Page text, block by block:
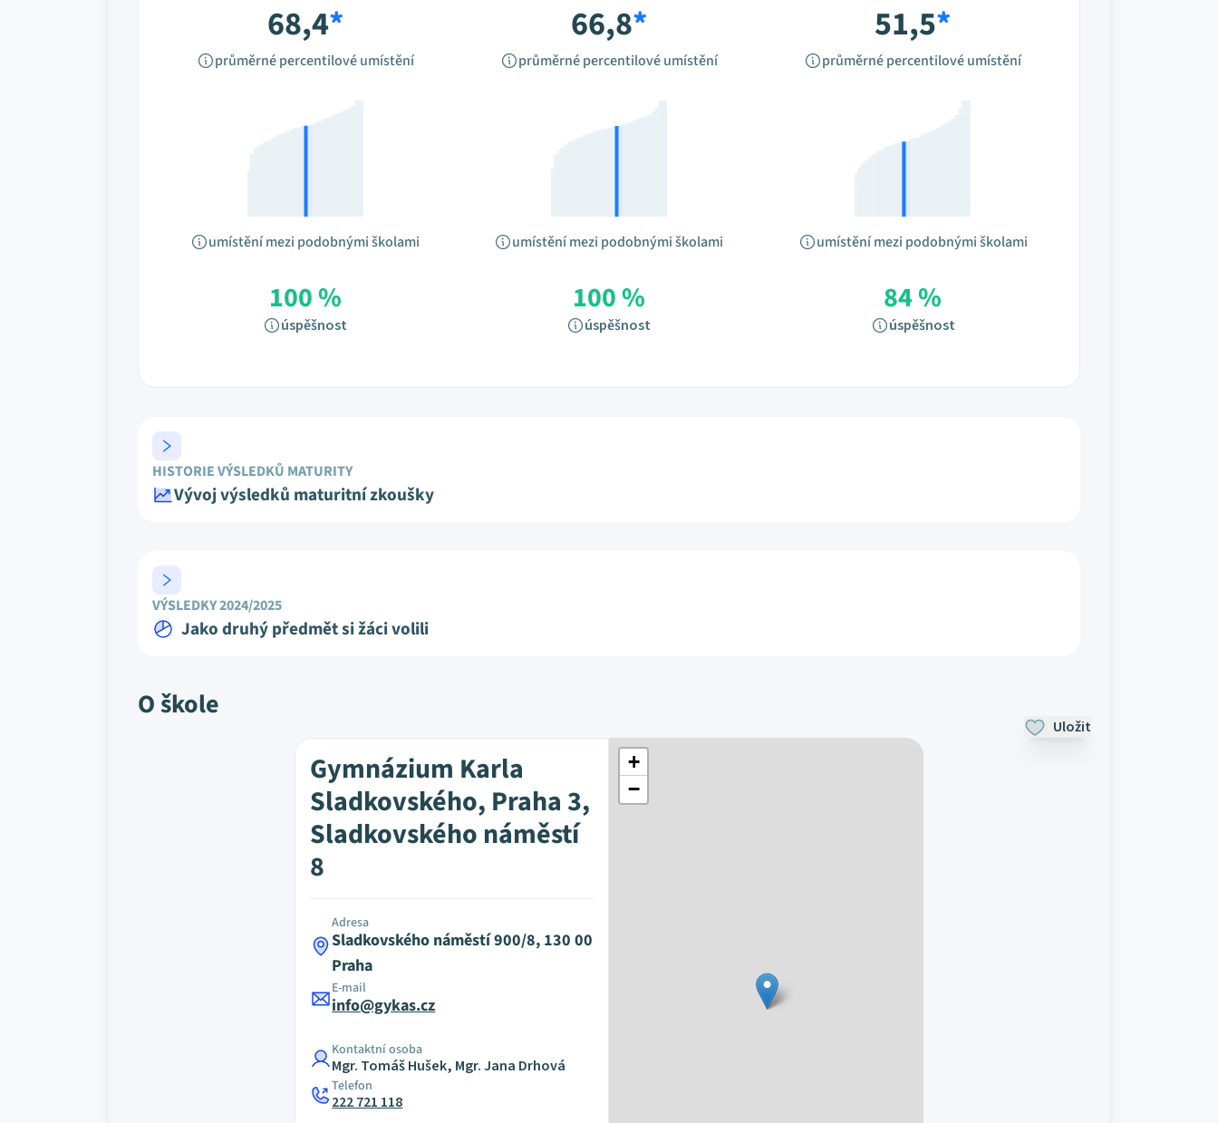
68,4*
průměrné percentilové umístění
umístění mezi podobnými školami
100 %
úspěšnost
66,8*
průměrné percentilové umístění
umístění mezi podobnými školami
100 %
úspěšnost
51,5*
průměrné percentilové umístění
umístění mezi podobnými školami
84 %
úspěšnost
HISTORIE VÝSLEDKŮ MATURITY
Vývoj výsledků maturitní zkoušky
VÝSLEDKY 2024/2025
Jako druhý předmět si žáci volili
O škole
Uložit
Gymnázium Karla
Sladkovského, Praha 3,
Sladkovského náměstí
8
Adresa
Sladkovského náměstí 900/8, 130 00
Praha
E-mail
info@gykas.cz
Kontaktní osoba
Mgr. Tomáš Hušek, Mgr. Jana Drhová
Telefon
222 721 118
+
−